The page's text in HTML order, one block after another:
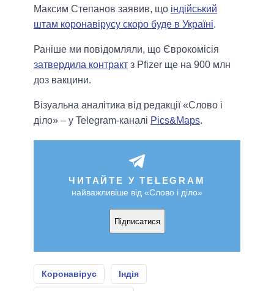
Максим Степанов заявив, що індійський
штам коронавірусу скоро буде в Україні.
Раніше ми повідомляли, що Єврокомісія
затвердила контракт з Pfizer ще на 900 млн
доз вакцини.
Візуальна аналітика від редакції «Слово і
діло» – у Telegram-каналі Pics&Maps.
ЧИТАЙТЕ У TELEGRAM
найважливіше від «Слово і діло»
Підписатися
Коронавірус Індія